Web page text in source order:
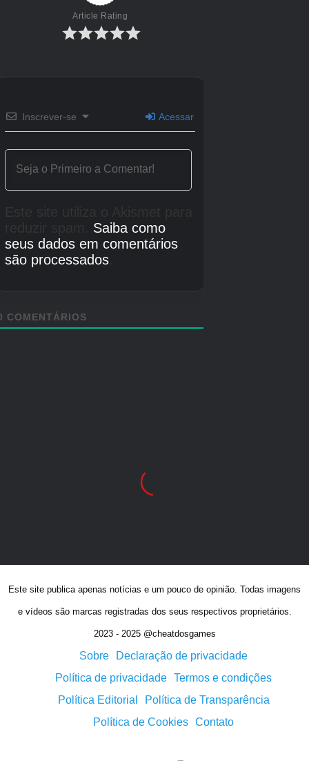
Este site publica apenas notícias e um pouco de opinião. Todas imagens
e vídeos são marcas registradas dos seus respectivos proprietários.
2023 - 2025 @cheatdosgames
Sobre
Declaração de privacidade
Política de privacidade Termos e condições
Política Editorial
Política de Transparência
Política de Cookies Contato